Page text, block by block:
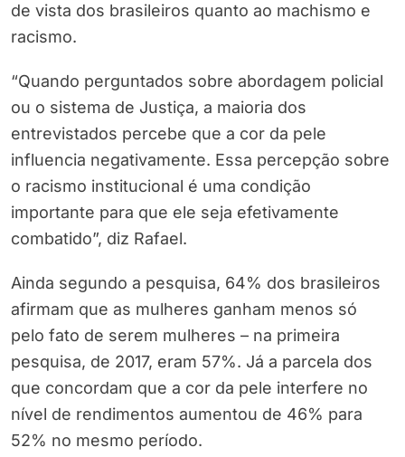
de vista dos brasileiros quanto ao machismo e
racismo.
“Quando perguntados sobre abordagem policial
ou o sistema de Justiça, a maioria dos
entrevistados percebe que a cor da pele
influencia negativamente. Essa percepção sobre
o racismo institucional é uma condição
importante para que ele seja efetivamente
combatido”, diz Rafael.
Ainda segundo a pesquisa, 64% dos brasileiros
afirmam que as mulheres ganham menos só
pelo fato de serem mulheres – na primeira
pesquisa, de 2017, eram 57%. Já a parcela dos
que concordam que a cor da pele interfere no
nível de rendimentos aumentou de 46% para
52% no mesmo período.